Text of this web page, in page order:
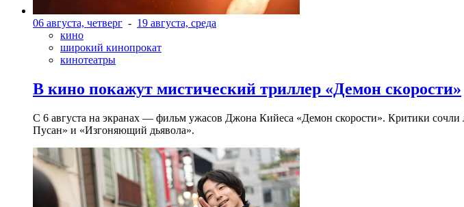
06 августа, четверг - 19 августа, среда
кино
широкий кинопрокат
кинотеатры
В кино покажут мистический триллер «Демон скорости»
С 6 августа на экранах — фильм ужасов Джона Кийеса «Демон скорости». Критики
Пусан» и «Изгоняющий дьявола».